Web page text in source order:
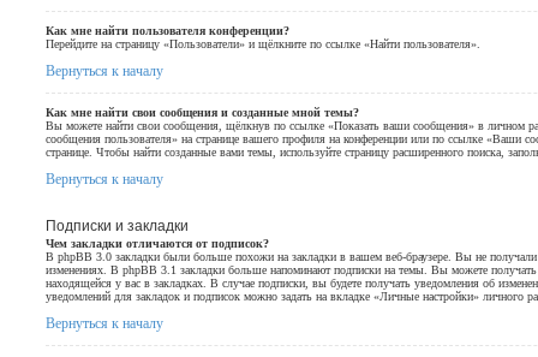
Как мне найти пользователя конференции?
Перейдите на страницу «Пользователи» и щёлкните по ссылке «Найти пользователя».
Вернуться к началу
Как мне найти свои сообщения и созданные мной темы?
Вы можете найти свои сообщения, щёлкнув по ссылке «Показать ваши сообщения» в личном
сообщения пользователя» на странице вашего профиля на конференции или по ссылке «Ваши
странице. Чтобы найти созданные вами темы, используйте страницу расширенного поиска,
Вернуться к началу
Подписки и закладки
Чем закладки отличаются от подписок?
В phpBB 3.0 закладки были больше похожи на закладки в вашем веб-браузере. Вы не
изменениях. В phpBB 3.1 закладки больше напоминают подписки на темы. Вы можете
находящейся у вас в закладках. В случае подписки, вы будете получать уведомления об
уведомлений для закладок и подписок можно задать на вкладке «Личные настройки» личного
Вернуться к началу